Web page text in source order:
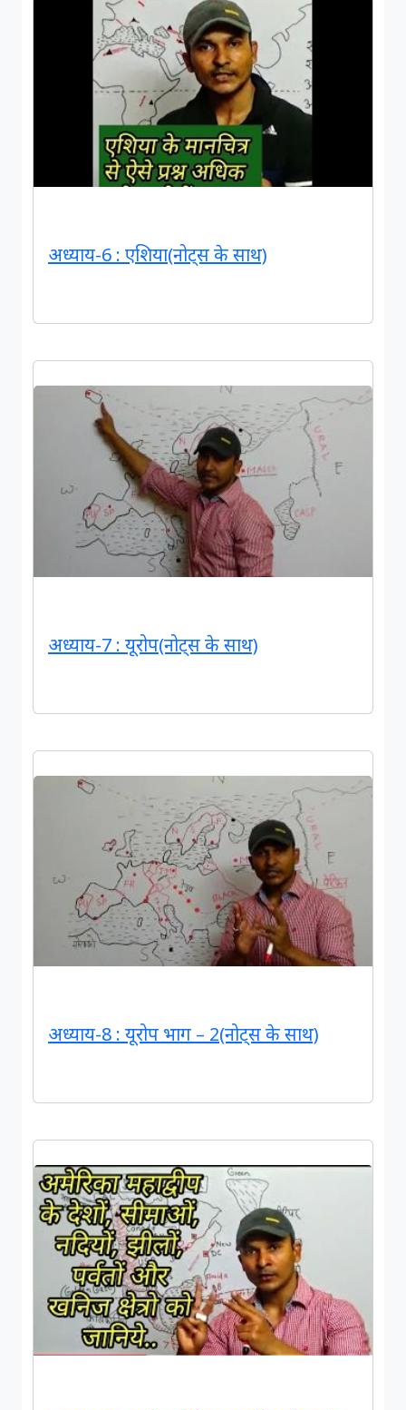
अध्याय-6 : एशिया(नोट्स के साथ)
अध्याय-7 : यूरोप(नोट्स के साथ)
अध्याय-8 : यूरोप भाग – 2(नोट्स के साथ)